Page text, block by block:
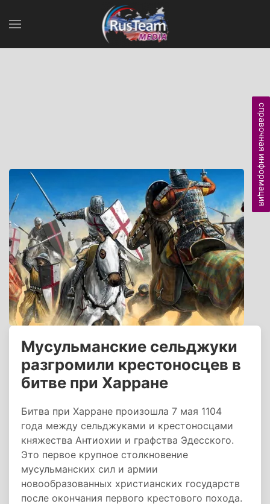
Мусульманские сельджуки
разгромили крестоносцев в
битве при Харране
Битва при Харране произошла 7 мая 1104
года между сельджуками и крестоносцами
княжества Антиохии и графства Эдесского.
Это первое крупное столкновение
мусульманских сил и армии
новообразованных христианских государств
после окончания первого крестового похода.
справочная информация